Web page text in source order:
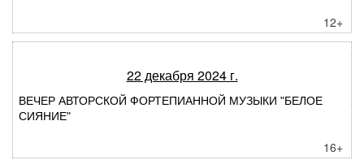
12+
22 декабря 2024 г.
ВЕЧЕР АВТОРСКОЙ ФОРТЕПИАННОЙ МУЗЫКИ "БЕЛОЕ
СИЯНИЕ"
16+